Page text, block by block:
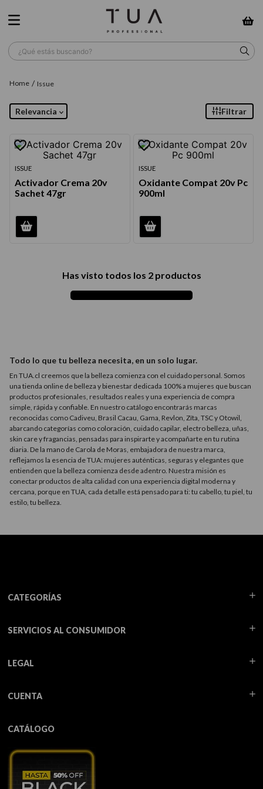
¿Qué estás buscando?
Issue
Relevancia Filtrar
ISSUE
Activador Crema 20v
Sachet 47gr
ISSUE
Oxidante Compat 20v Pc
900ml
Has visto todos los 2productos
Todo lo que tu belleza necesita, en un solo lugar.
En TUA.cl creemos que la belleza comienza con el cuidado personal. Somos
una tienda online de belleza y bienestar dedicada 100% a mujeres que buscan
productos profesionales, resultados reales y una experiencia de compra
simple, rápida y confiable. En nuestro catálogo encontrarás marcas
reconocidas como Cadiveu, Brasil Cacau, Gama, Revlon, Zíta, TSC y Otowil,
abarcando categorías como coloración, cuidado capilar, electro belleza, uñas,
skin care y fragancias, pensadas para inspirarte y acompañarte en tu rutina
diaria. De la mano de Carola de Moras, embajadora de nuestra marca,
reflejamos la esencia de TUA: mujeres auténticas, seguras y elegantes que
entienden que la belleza comienza desde adentro. Nuestra misión es
conectar productos de alta calidad con una experiencia digital moderna y
cercana, porque en TUA, cada detalle está pensado para ti: tu cabello, tu piel, tu
estilo, tu belleza.
CATEGORÍAS
SERVICIOS AL CONSUMIDOR
LEGAL
CUENTA
CATÁLOGO
TÉRMINOS MÁS BUSCADOS
1. wella
3. farmavita
4.
5. cepillo
7.
protector térmico